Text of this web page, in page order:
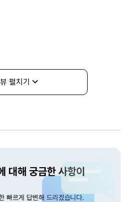
펼치기
대해 궁금한 사항이
빠르게 답변해 드리겠습니다.